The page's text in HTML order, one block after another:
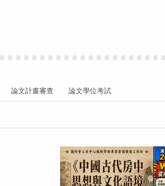
論文計畫審查 論文學位考試